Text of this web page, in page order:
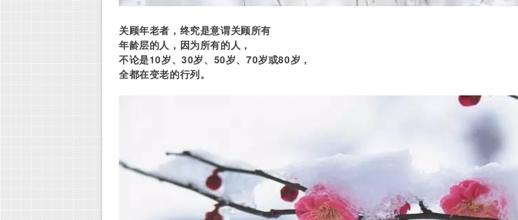
关顾年老者，终究是意谓关顾所有
年龄层的人，因为所有的人，
不论是10岁、30岁、50岁、70岁或80岁，
全都在变老的行列。